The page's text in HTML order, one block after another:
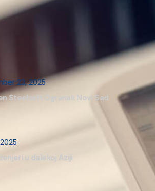
23, 2025
Steelsoft Ogranak Novi Sad
u dalekoj Aziji